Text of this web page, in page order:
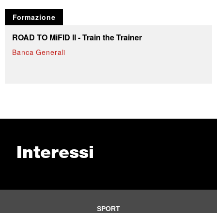
Formazione
ROAD TO MiFID II - Train the Trainer
Banca Generali
Interessi
SPORT